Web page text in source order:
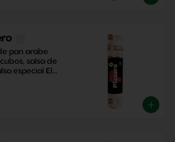
pan arabe
salsa de
especial El